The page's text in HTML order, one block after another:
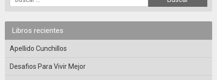
Libros recientes
Apellido Cunchillos
Desafios Para Vivir Mejor